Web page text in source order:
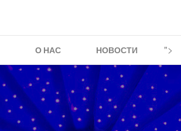
О НАС НОВОСТИ ">